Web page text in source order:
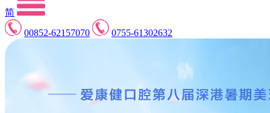
简
00852-62157070
0755-61302632